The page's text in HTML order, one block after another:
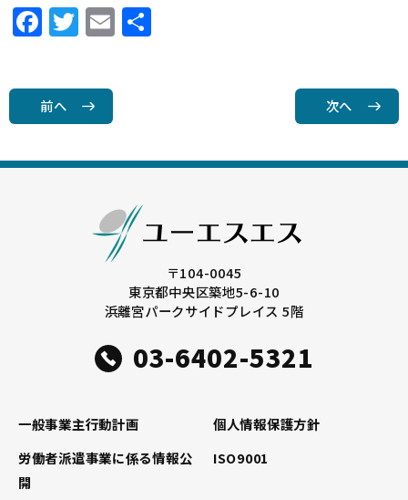
F
a
c
e
b
o
T
w
it
t
e
r
E
m
前へ 次へ
〒104-0045
東京都中央区築地5-6-10
浜離宮パークサイドプレイス 5階
03-6402-5321
一般事業主行動計画
個人情報保護方針
労働者派遣事業に係る情報公
開
ISO9001